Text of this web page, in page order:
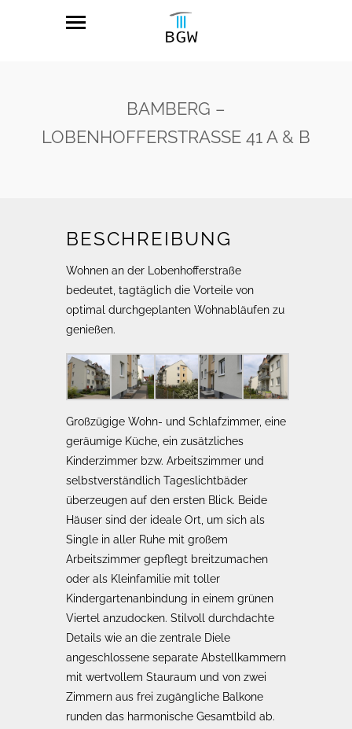
BAMBERG –
LOBENHOFFERSTRASSE 41 A & B
BESCHREIBUNG
Wohnen an der Lobenhofferstraße
bedeutet, tagtäglich die Vorteile von
optimal durchgeplanten Wohnabläufen zu
genießen.
Großzügige Wohn- und Schlafzimmer, eine
geräumige Küche, ein zusätzliches
Kinderzimmer bzw. Arbeitszimmer und
selbstverständlich Tageslichtbäder
überzeugen auf den ersten Blick. Beide
Häuser sind der ideale Ort, um sich als
Single in aller Ruhe mit großem
Arbeitszimmer gepflegt breitzumachen
oder als Kleinfamilie mit toller
Kindergartenanbindung in einem grünen
Viertel anzudocken. Stilvoll durchdachte
Details wie an die zentrale Diele
angeschlossene separate Abstellkammern
mit wertvollem Stauraum und von zwei
Zimmern aus frei zugängliche Balkone
runden das harmonische Gesamtbild ab.